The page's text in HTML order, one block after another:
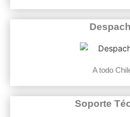
A todo
Soporte